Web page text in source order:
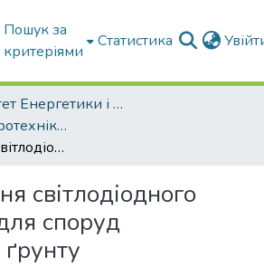
Пошук за
критеріями
Статистика
Факультет Енергетики і комп'ютерних технологій
Кафедра Електротехніки і електромеханіки ім. проф. В.В. Овчарова
Використання світлодіодного освітлення для споруд захищеного ґрунту
світлодіодного
споруд